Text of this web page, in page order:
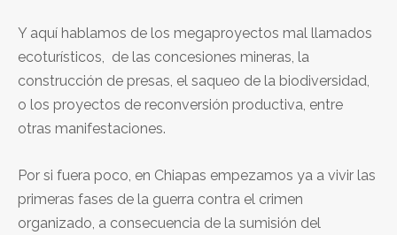
Y aquí hablamos de los megaproyectos mal llamados
ecoturísticos, de las concesiones mineras, la
construcción de presas, el saqueo de la biodiversidad,
o los proyectos de reconversión productiva, entre
otras manifestaciones.
Por si fuera poco, en Chiapas empezamos ya a vivir las
primeras fases de la guerra contra el crimen
organizado, a consecuencia de la sumisión del